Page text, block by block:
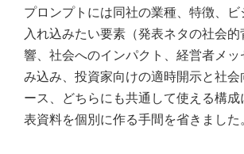
プロンプトには同社の業種、特徴、ビ
入れ込みたい要素（発表ネタの社会
響、社会へのインパクト、経営者メッ
み込み、投資家向けの適時開示と社会
ース、どちらにも共通して使える構
表資料を個別に作る手間を省きました